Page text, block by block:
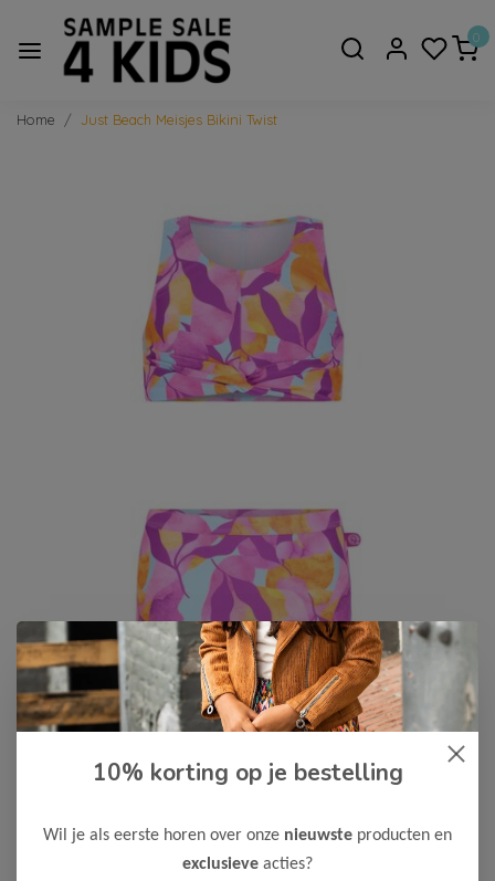
0
Home Just Beach Meisjes Bikini Twist
Just Beach
Just Beach Meisjes Bikini Twist
10% korting op je bestelling
Wil je als eerste horen over onze nieuwste producten en
exclusieve acties?